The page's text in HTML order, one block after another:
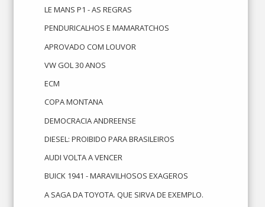
LE MANS P1 - AS REGRAS
PENDURICALHOS E MAMARATCHOS
APROVADO COM LOUVOR
VW GOL 30 ANOS
ECM
COPA MONTANA
DEMOCRACIA ANDREENSE
DIESEL: PROIBIDO PARA BRASILEIROS
AUDI VOLTA A VENCER
BUICK 1941 - MARAVILHOSOS EXAGEROS
A SAGA DA TOYOTA. QUE SIRVA DE EXEMPLO.